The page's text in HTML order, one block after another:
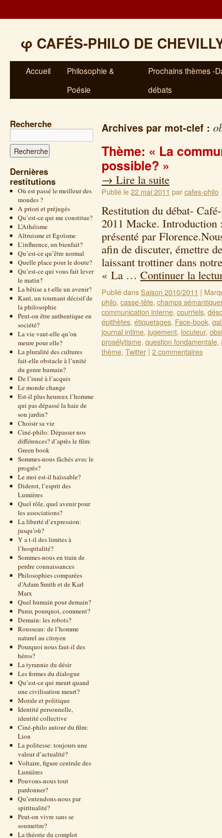
φ CAFÉS-PHILO DE
Accueil
Philosophie &
Poésie
Prochains thèmes -
débats
Recherche
Dernières
restitutions
Où est passé le meilleur des
mondes ?
A priori et préjugés
Qu’est-ce qui me constitue?
L’Athéisme
Altruisme et Egoïsme
L’influence, un bienfait?
Qu’est-ce qu’être normal
Quelle place pour le doute?
Qu’est-ce qui vous fait lever
le matin?
La bêtise a t-elle un avenir?
Kant, un tournant décisif de
la philosophie
Peut-on être authentique en
société?
La vie vaut-elle qu’on
meure pour elle?
La pluralité des cultures
fait-elle obstacle à l’unité
du genre humain?
De l’inné à l’acquis
Le monde change
Est-il plus heureux l’homme
qui pas dépassé la haie de
son jardin?
Choisir sa vie
Ciné-philo: Dépasser nos
différences? d’après le film:
Green book
Sommes-nous fâchés avec le
progrès?
Le moi est-il haïssable?
Diderot, l’esprit des
Lumières
Quel rôle, quel avenir pour
les associations?
La liberté d’expression:
jusqu’où?
Y a t-il des limites à
l’hospitalité?
Sommes-nous en train de
perdre connaissances
Philosophies comparées
d’Adam Smith et de Karl
Marx
Quel humain pour demain?
Punir, pourquoi, comment?
Demain: les robots?
Rousseau: de l’homme
naturel au citoyen
Pourquoi nous faut-il des
héros?
La tyrannie du désir
Les formes du dialogue
Qu’est-ce qui meurt quand
une civilisation meurt?
Morale et politique
Identité personnelle,
identité collective
Ciné-philo autour du film:
Lion
La politesse: toujours une
valeur d’actualité?
Voltaire, figure centrale des
Lumières
Pouvons-nous tout
pardonner?
Qu’entendons-nous par
spiritualité?
Peut-on vivre sans se
soumettre?
La théorie du complot
Archives par mot-clef :
Thème: « La
possible? »
→ Lire la suite
Publié le22 mai 2011 parcafes-philo
Restitution du débat-
2011 Macke. Introduction
présenté par
afin de discuter, émettre
laissant trottiner dans
« La … Continuer la
Publié dansSaison 2010/2011 |
philo, casse-tête, champs
communication interne, courriels,
épithètes, étiquetages, Face-book,
journal intime, jugement, locuteur,
prosélytisme, question fondamentale,
thème, Twitter | 2 commentaires